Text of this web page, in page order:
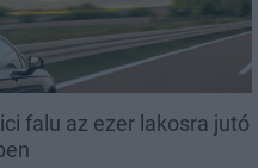
falu az ezer lakosra jutó